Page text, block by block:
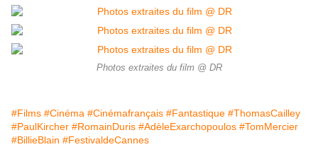
Photos extraites du film @ DR
#Films #Cinéma #Cinémafrançais #Fantastique #ThomasCailley
#PaulKircher #RomainDuris #AdèleExarchopoulos #TomMercier
#BillieBlain #FestivaldeCannes